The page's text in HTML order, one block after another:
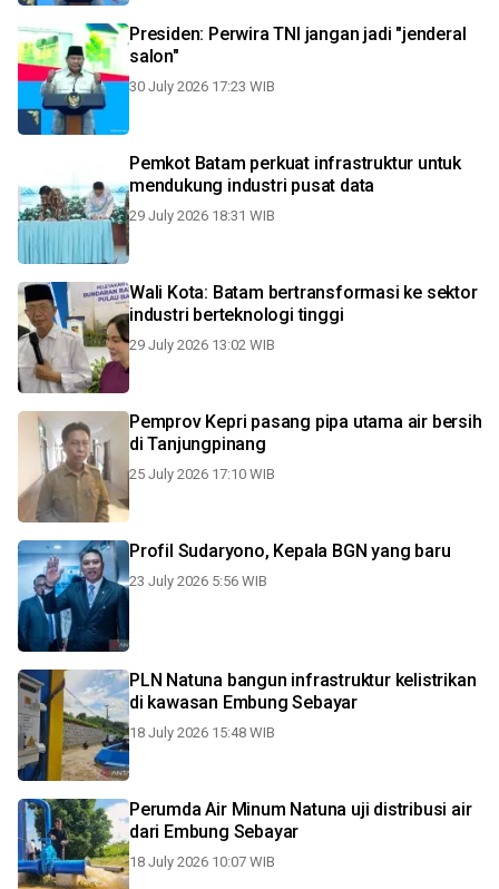
Presiden: Perwira TNI jangan jadi "jenderal
salon"
30 July 2026 17:23 WIB
Pemkot Batam perkuat infrastruktur untuk
mendukung industri pusat data
29 July 2026 18:31 WIB
Wali Kota: Batam bertransformasi ke sektor
industri berteknologi tinggi
29 July 2026 13:02 WIB
Pemprov Kepri pasang pipa utama air bersih
di Tanjungpinang
25 July 2026 17:10 WIB
Profil Sudaryono, Kepala BGN yang baru
23 July 2026 5:56 WIB
PLN Natuna bangun infrastruktur kelistrikan
di kawasan Embung Sebayar
18 July 2026 15:48 WIB
Perumda Air Minum Natuna uji distribusi air
dari Embung Sebayar
18 July 2026 10:07 WIB